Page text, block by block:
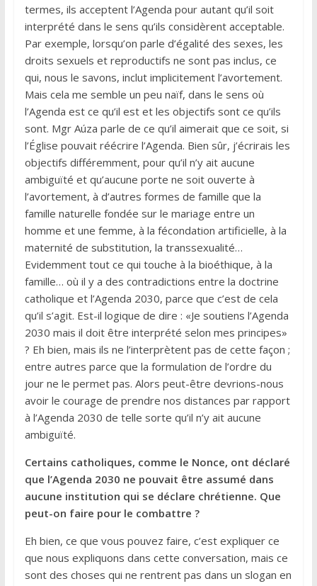
termes, ils acceptent l’Agenda pour autant qu’il soit
interprété dans le sens qu’ils considèrent acceptable.
Par exemple, lorsqu’on parle d’égalité des sexes, les
droits sexuels et reproductifs ne sont pas inclus, ce
qui, nous le savons, inclut implicitement l’avortement.
Mais cela me semble un peu naïf, dans le sens où
l’Agenda est ce qu’il est et les objectifs sont ce qu’ils
sont. Mgr Aúza parle de ce qu’il aimerait que ce soit, si
l’Église pouvait réécrire l’Agenda. Bien sûr, j’écrirais les
objectifs différemment, pour qu’il n’y ait aucune
ambiguïté et qu’aucune porte ne soit ouverte à
l’avortement, à d’autres formes de famille que la
famille naturelle fondée sur le mariage entre un
homme et une femme, à la fécondation artificielle, à la
maternité de substitution, la transsexualité…
Evidemment tout ce qui touche à la bioéthique, à la
famille… où il y a des contradictions entre la doctrine
catholique et l’Agenda 2030, parce que c’est de cela
qu’il s’agit. Est-il logique de dire : «Je soutiens l’Agenda
2030 mais il doit être interprété selon mes principes»
? Eh bien, mais ils ne l’interprètent pas de cette façon ;
entre autres parce que la formulation de l’ordre du
jour ne le permet pas. Alors peut-être devrions-nous
avoir le courage de prendre nos distances par rapport
à l’Agenda 2030 de telle sorte qu’il n’y ait aucune
ambiguïté.
Certains catholiques, comme le Nonce, ont déclaré
que l’Agenda 2030 ne pouvait être assumé dans
aucune institution qui se déclare chrétienne. Que
peut-on faire pour le combattre ?
Eh bien, ce que vous pouvez faire, c’est expliquer ce
que nous expliquons dans cette conversation, mais ce
sont des choses qui ne rentrent pas dans un slogan en